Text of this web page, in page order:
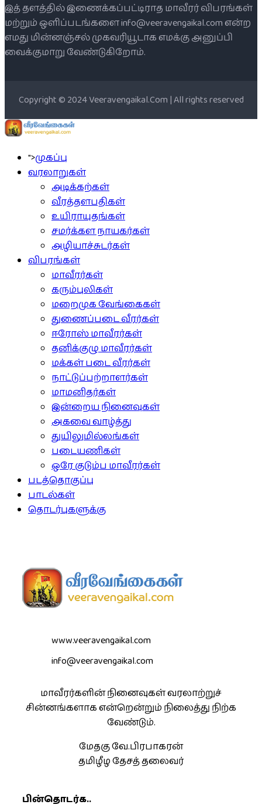
இத் தளத்தில் இணைக்கப்பட்டிராத மாவீரர் விபரங்கள்
மற்றும் ஒளிப்படங்களை info@veeravengaikal.com என்ற
எமது மின்னஞ்சல் முகவரியூடாக எமக்கு அனுப்பி
வைக்குமாறு வேண்டுகிறோம்.
Copyright © 2024 Veeravengaikal.Com | All rights reserved
">முகப்பு
வரலாறுகள்
அடிக்கற்கள்
வீரத்தளபதிகள்
உயிராயுதங்கள்
சமர்க்கள நாயகர்கள்
அழியாச்சுடர்கள்
விபரங்கள்
மாவீரர்கள்
கரும்புலிகள்
மறைமுக வேங்கைகள்
துணைப்படை வீரர்கள்
ஈரோஸ் மாவீரர்கள்
தனிக்குழு மாவீரர்கள்
மக்கள் படை வீரர்கள்
நாட்டுப்பற்றாளர்கள்
மாமனிதர்கள்
இன்றைய நினைவுகள்
அகவை வாழ்த்து
துயிலுமில்லங்கள்
படையணிகள்
ஒரே குடும்ப மாவீரர்கள்
படத்தொகுப்பு
பாடல்கள்
தொடர்புகளுக்கு
www.veeravengaikal.com
info@veeravengaikal.com
மாவீரர்களின் நினைவுகள் வரலாற்றுச்
சின்னங்களாக என்றென்றும் நிலைத்து நிற்க
வேண்டும்.
மேதகு வே.பிரபாகரன்
தமிழீழ தேசத் தலைவர்
பின்தொடர்க..